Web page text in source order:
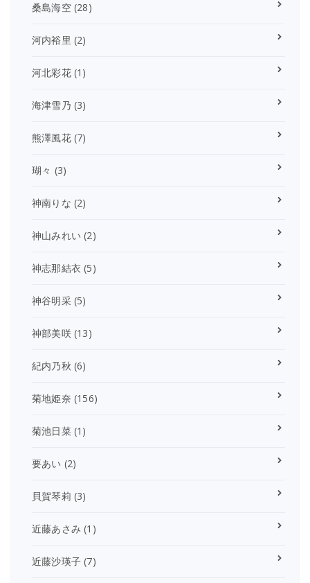
桑島海空(28)
河内裕里 (2)
河北彩花(1)
海津雪乃 (3)
熊澤風花(7)
瑚々 (3)
神南りな (2)
神山みれい (2)
神志那結衣 (5)
神谷明采(5)
神部美咲(13)
紀内乃秋 (6)
菊地姫奈 (156)
菊池日菜(1)
要あい (2)
貝賀琴莉 (3)
近藤あさみ (1)
近藤沙瑛子 (7)